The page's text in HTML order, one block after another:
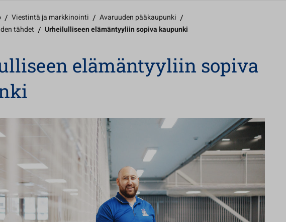
/ Viestintä ja markkinointi / Avaruuden pääkaupunki /
tähdet / Urheilulliseen elämäntyyliin sopiva kaupunki
elämäntyyliin sopiva